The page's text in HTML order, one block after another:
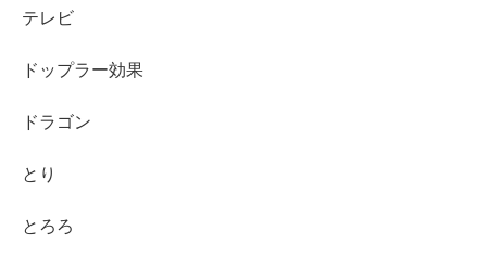
テレビ
ドップラー効果
ドラゴン
とり
とろろ